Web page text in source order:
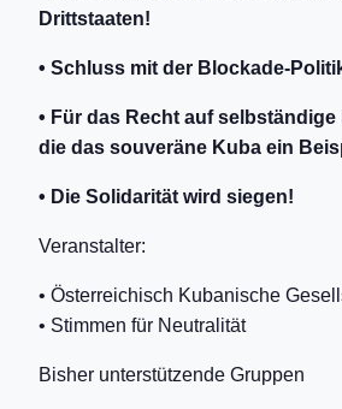
Drittstaaten!
• Schluss mit der Blockade-
• Für das Recht auf
die das souveräne Kuba ein
• Die Solidarität wird siegen!
Veranstalter:
• Österreichisch Kubanische
• Stimmen für Neutralität
Bisher unterstützende Gruppen